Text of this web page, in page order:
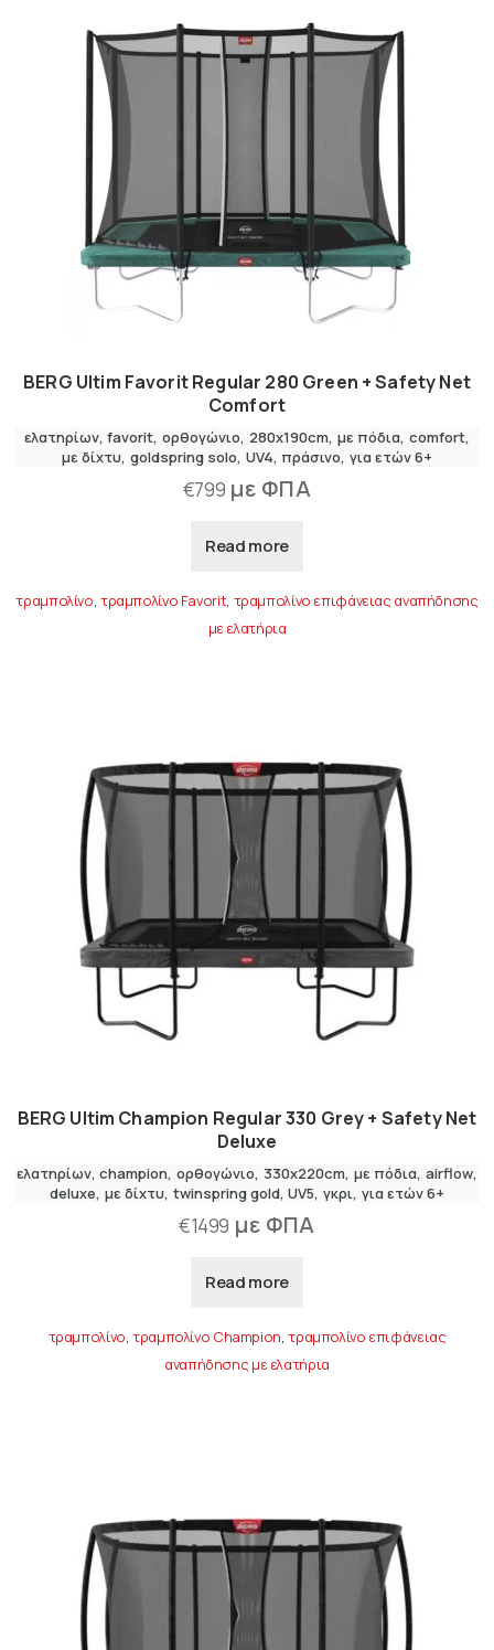
BERG Ultim Favorit Regular 280 Green + Safety Net
Comfort
ελατηρίων favorit ορθογώνιο 280x190cm με πόδια comfort,
με δίχτυ goldspring solo UV4 πράσινο για ετών 6+
€799 με ΦΠΑ
Read more
τραμπολίνο, τραμπολίνο Favorit, τραμπολίνο επιφάνειας αναπήδησης
με ελατήρια
BERG Ultim Champion Regular 330 Grey + Safety Net
Deluxe
ελατηρίων champion ορθογώνιο 330x220cm με πόδια airflow
deluxe, με δίχτυ twinspring gold UV5 γκρι για ετών 6+
€1499 με ΦΠΑ
Read more
τραμπολίνο,τραμπολίνο Champion,τραμπολίνο επιφάνειας
αναπήδησης με ελατήρια